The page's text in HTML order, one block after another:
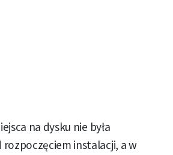
na dysku nie była
instalacji, a w